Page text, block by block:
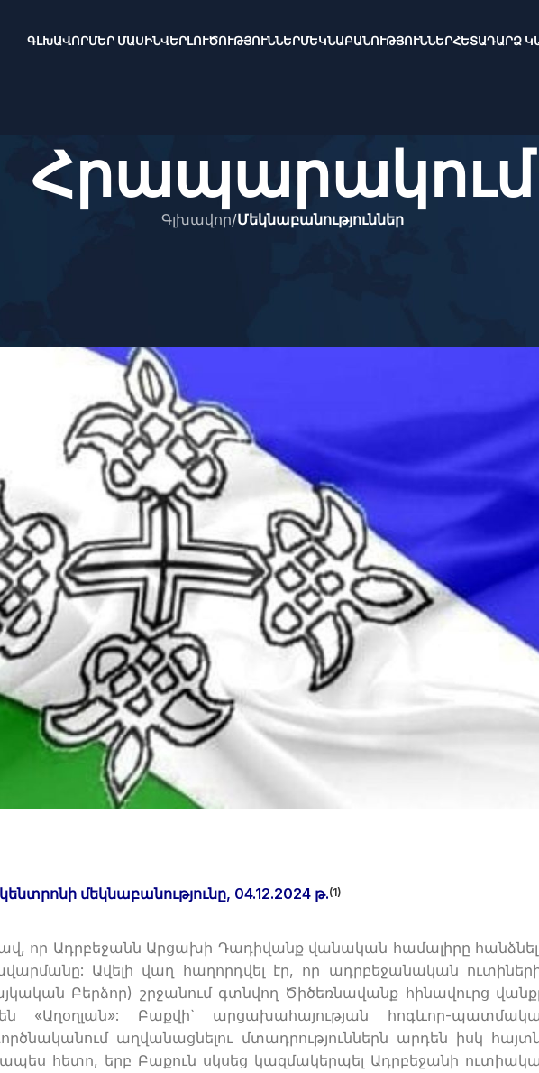
ԳԼԽԱՎՈՐՄԵՐ ՄԱՍԻՆՎԵՐԼՈՒԾՈՒԹՅՈՒՆՆԵՐՄԵԿՆԱԲԱՆՈՒԹՅՈՒՆՆԵՐՀԵՏԱԴԱՐՁ
Հրապարակում
Գլխավոր/Մեկնաբանություններ
մեկնաբանությունը, 04.12.2024 թ.(1)
որ Ադրբեջանն Արցախի Դադիվանք վանական համալիրը հանձնել
Ավելի վաղ հաղորդվել էր, որ ադրբեջանական
Բերձոր) շրջանում գտնվող Ծիծեռնավանք հինավուրց
«Աղօղլան»: Բաքվի` արցախահայության հոգևոր-
աղվանացնելու մտադրություններն արդեն իսկ
հետո, երբ Բաքուն սկսեց կազմակերպել Ադրբեջանի